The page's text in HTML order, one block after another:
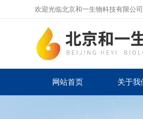
欢迎光临北京和一生物科技有限公司
网站首页 关于我